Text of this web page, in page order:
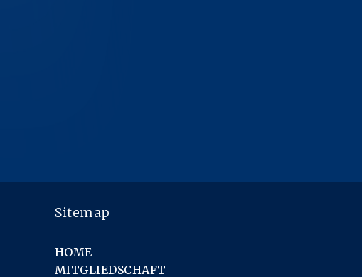
Sitemap
HOME
MITGLIEDSCHAFT